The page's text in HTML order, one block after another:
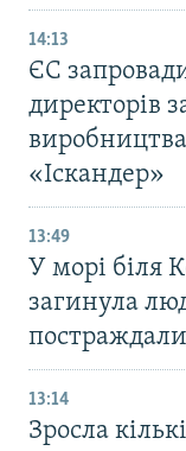
14:13
ЄС
директорів
«Іскандер»
13:49
У морі біля
загинула
постраждали
13:14
Зросла